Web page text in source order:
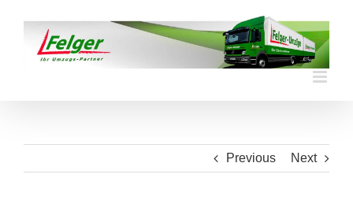
content
Previous Next